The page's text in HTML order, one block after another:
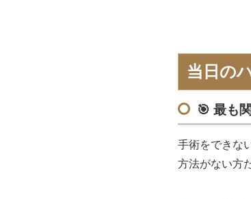
当日の
🎯 最も
手術をできな
方法がない方